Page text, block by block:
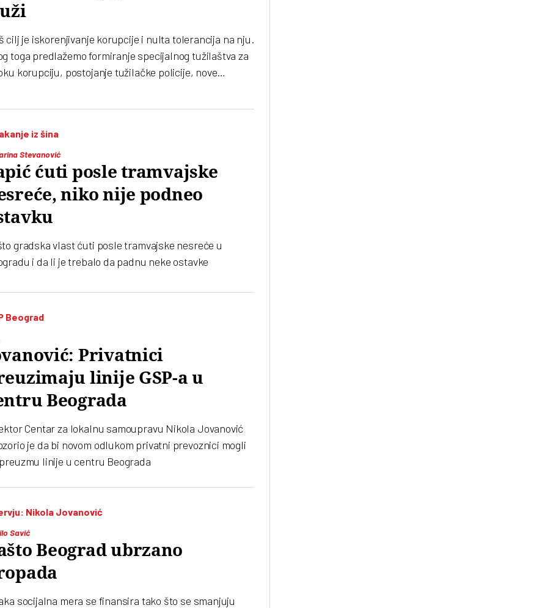
cilj je iskorenjivanje korupcije i nulta tolerancija na nju.
toga predlažemo formiranje specijalnog tužilaštva za
korupciju, postojanje tužilačke policije, nove
iz šina
Stevanović
ćuti posle tramvajske
niko nije podneo
gradska vlast ćuti posle tramvajske nesreće u
i da li je trebalo da padnu neke ostavke
Beograd
Privatnici
linije GSP-a u
Beograda
Centar za lokalnu samoupravu Nikola Jovanović
je da bi novom odlukom privatni prevoznici mogli
linije u centru Beograda
Nikola Jovanović
Savić
Beograd ubrzano
socijalna mera se finansira tako što se smanjuju